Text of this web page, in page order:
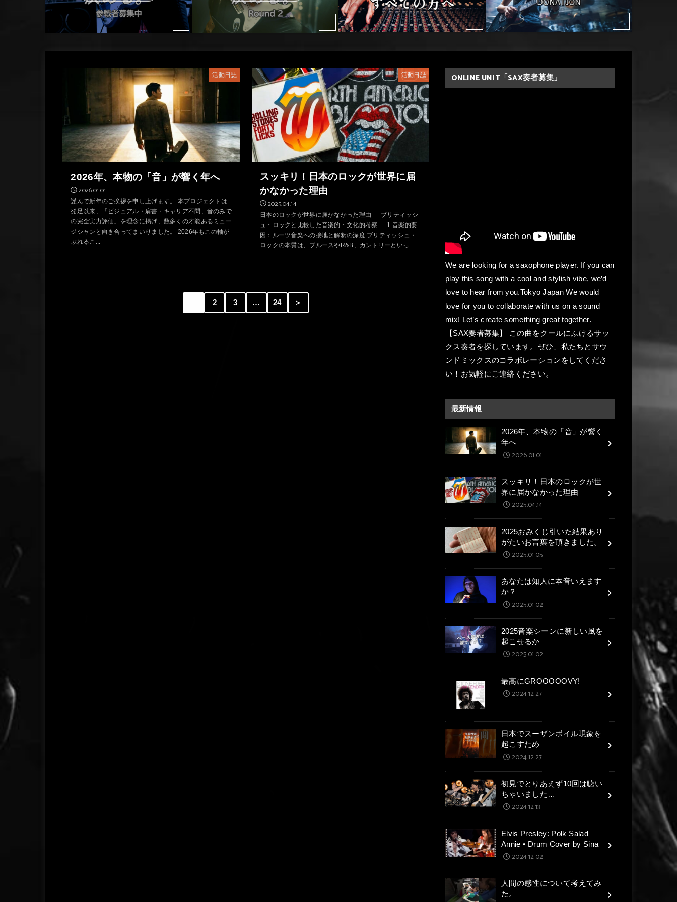
活動日誌
2026年、本物の「音」が響く年へ
2026.01.01
謹んで新年のご挨拶を申し上げます。 本プロジェクトは
発足以来、「ビジュアル・肩書・キャリア不問、音のみで
の完全実力評価」を理念に掲げ、数多くの才能あるミュー
ジシャンと向き合ってまいりました。 2026年もこの軸が
ぶれるこ...
活動日誌
スッキリ！日本のロックが世界に届
かなかった理由
2025.04.14
日本のロックが世界に届かなかった理由 ― ブリティッシ
ュ・ロックと比較した音楽的・文化的考察 ― 1.音楽的要
因：ルーツ音楽への接地と解釈の深度 ブリティッシュ・
ロックの本質は、ブルースやR&B、カントリーといっ...
2 3 … 24 ＞
ONLINE UNIT「SAX奏者募集」
We are looking for a saxophone player. If you can
play this song with a cool and stylish vibe, we’d
love to hear from you.Tokyo Japan We would
love for you to collaborate with us on a sound
mix! Let’s create something great together.
【SAX奏者募集】 この曲をクールにふけるサッ
クス奏者を探しています。ぜひ、私たちとサウ
ンドミックスのコラボレーションをしてくださ
い！お気軽にご連絡ください。
最新情報
2026年、本物の「音」が響く
年へ
2026.01.01
スッキリ！日本のロックが世
界に届かなかった理由
2025.04.14
2025おみくじ引いた結果あり
がたいお言葉を頂きました。
2025.01.05
あなたは知人に本音いえます
か？
2025.01.02
2025音楽シーンに新しい風を
起こせるか
2025.01.02
最高にGROOOOOVY!
2024.12.27
日本でスーザンボイル現象を
起こすため
2024.12.27
初見でとりあえず10回は聴い
ちゃいました…
2024.12.13
Elvis Presley: Polk Salad
Annie • Drum Cover by Sina
2024.12.02
人間の感性について考えてみ
た。